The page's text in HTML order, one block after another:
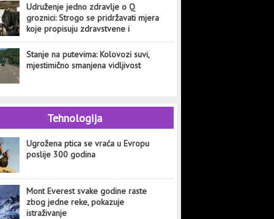
Udruženje jedno zdravlje o Q
groznici: Strogo se pridržavati mjera
koje propisuju zdravstvene i
Stanje na putevima: Kolovozi suvi,
mjestimično smanjena vidljivost
Tehnologija
Ugrožena ptica se vraća u Evropu
poslije 300 godina
Mont Everest svake godine raste
zbog jedne reke, pokazuje
istraživanje